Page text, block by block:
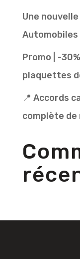
Une
Automobiles
Promo | -
plaquettes
📍 Accords
complète